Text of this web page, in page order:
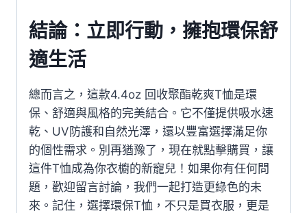
結論：立即行動，擁抱環保舒
適生活
總而言之，這款4.4oz 回收聚酯乾爽T恤是環
保、舒適與風格的完美結合。它不僅提供吸水速
乾、UV防護和自然光澤，還以豐富選擇滿足你
的個性需求。別再猶豫了，現在就點擊購買，讓
這件T恤成為你衣櫥的新寵兒！如果你有任何問
題，歡迎留言討論，我們一起打造更綠色的未
來。記住，選擇環保T恤，不只是買衣服，更是